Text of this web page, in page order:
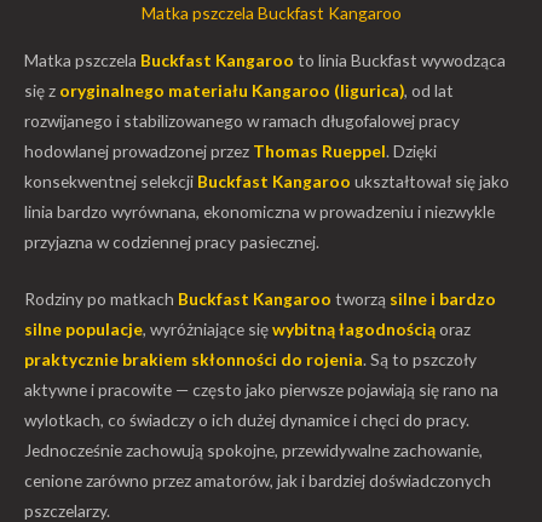
Matka pszczela Buckfast Kangaroo
Matka pszczela Buckfast Kangaroo to linia Buckfast wywodząca
się z oryginalnego materiału Kangaroo (ligurica), od lat
rozwijanego i stabilizowanego w ramach długofalowej pracy
hodowlanej prowadzonej przez Thomas Rueppel. Dzięki
konsekwentnej selekcji Buckfast Kangaroo ukształtował się jako
linia bardzo wyrównana, ekonomiczna w prowadzeniu i niezwykle
przyjazna w codziennej pracy pasiecznej.
Rodziny po matkach Buckfast Kangaroo tworzą silne i bardzo
silne populacje, wyróżniające sięwybitną łagodnościąoraz
praktycznie brakiem skłonności do rojenia. Są to pszczoły
aktywne i pracowite — często jako pierwsze pojawiają się rano na
wylotkach, co świadczy o ich dużej dynamice i chęci do pracy.
Jednocześnie zachowują spokojne, przewidywalne zachowanie,
cenione zarówno przez amatorów, jak i bardziej doświadczonych
pszczelarzy.